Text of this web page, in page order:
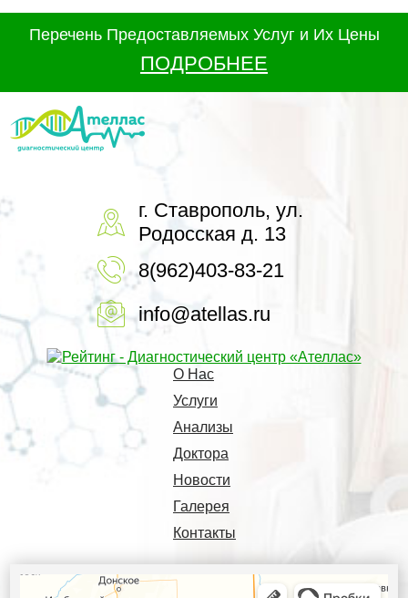
Перечень Предоставляемых Услуг и Их Цены
ПОДРОБНЕЕ
г. Ставрополь, ул.
Родосская д. 13
8(962)403-83-21
info@atellas.ru
О Нас
Услуги
Анализы
Доктора
Новости
Галерея
Контакты